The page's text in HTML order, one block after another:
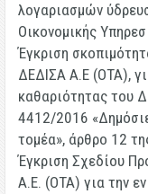
λογαριασμών
Οικονομικής
Έγκριση
ΔΕΔΙΣΑ Α.Ε (ΟΤΑ),
καθαριότητας του
4412/2016
τομέα», άρθρο 12
Έγκριση Σχεδίου
Α.Ε. (ΟΤΑ) για την